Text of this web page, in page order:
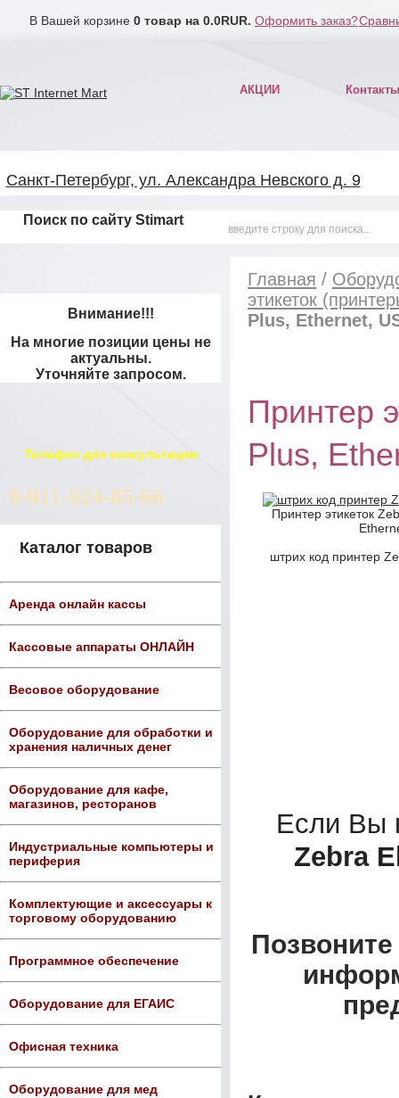
В Вашей корзине 0 товар на 0.0RUR. Оформить заказ?
АКЦИИ Контакты
Санкт-Петербург, ул. Александра Невского д. 9
Поиск по сайту Stimart
Внимание!!!
На многие позиции цены не
актуальны.
Уточняйте запросом.
Телефон для консультации
8-911-924-85-66
Каталог товаров
Аренда онлайн кассы
Кассовые аппараты ОНЛАЙН
Весовое оборудование
Оборудование для обработки и
хранения наличных денег
Оборудование для кафе,
магазинов, ресторанов
Индустриальные компьютеры и
периферия
Комплектующие и аксессуары к
торговому оборудованию
Программное обеспечение
Оборудование для ЕГАИС
Офисная техника
Оборудование для мед
Главная /
этикеток
Plus, Ethernet,
Принтер
Plus,
Принтер этикеток
штрих код принтер
Если Вы
Zebra